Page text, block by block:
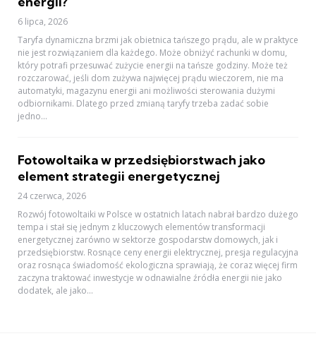
6 lipca, 2026
Taryfa dynamiczna brzmi jak obietnica tańszego prądu, ale w praktyce
nie jest rozwiązaniem dla każdego. Może obniżyć rachunki w domu,
który potrafi przesuwać zużycie energii na tańsze godziny. Może też
rozczarować, jeśli dom zużywa najwięcej prądu wieczorem, nie ma
automatyki, magazynu energii ani możliwości sterowania dużymi
odbiornikami. Dlatego przed zmianą taryfy trzeba zadać sobie
jedno...
Fotowoltaika w przedsiębiorstwach jako
element strategii energetycznej
24 czerwca, 2026
Rozwój fotowoltaiki w Polsce w ostatnich latach nabrał bardzo dużego
tempa i stał się jednym z kluczowych elementów transformacji
energetycznej zarówno w sektorze gospodarstw domowych, jak i
przedsiębiorstw. Rosnące ceny energii elektrycznej, presja regulacyjna
oraz rosnąca świadomość ekologiczna sprawiają, że coraz więcej firm
zaczyna traktować inwestycje w odnawialne źródła energii nie jako
dodatek, ale jako...